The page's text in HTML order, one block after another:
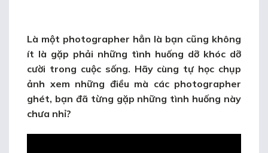
Là một photographer hẳn là bạn cũng không
ít là gặp phải những tình huống dỡ khóc dỡ
cười trong cuộc sống. Hãy cùng tự học chụp
ảnh xem những điều mà các photographer
ghét, bạn đã từng gặp những tình huống này
chưa nhỉ?